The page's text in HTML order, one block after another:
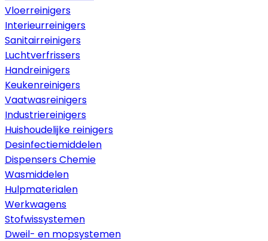
Vloerreinigers
Interieurreinigers
Sanitairreinigers
Luchtverfrissers
Handreinigers
Keukenreinigers
Vaatwasreinigers
Industriereinigers
Huishoudelijke reinigers
Desinfectiemiddelen
Dispensers Chemie
Wasmiddelen
Hulpmaterialen
Werkwagens
Stofwissystemen
Dweil- en mopsystemen